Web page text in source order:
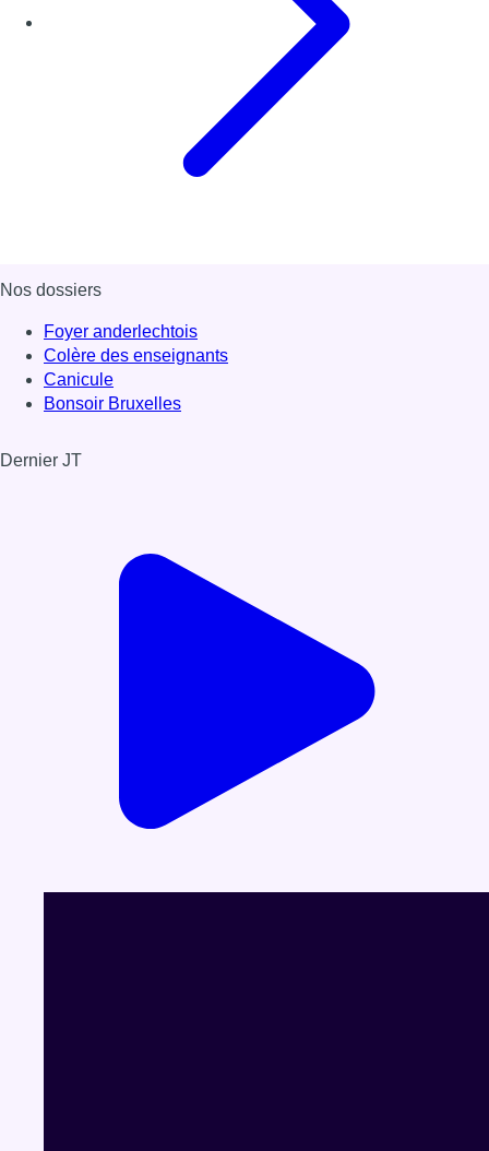
Nos dossiers
Foyer anderlechtois
Colère des enseignants
Canicule
Bonsoir Bruxelles
Dernier JT